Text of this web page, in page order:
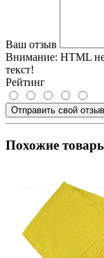
Ваш отзыв
Внимание: HTML
текст!
Рейтинг
Отправить свой отзыв
Похожие